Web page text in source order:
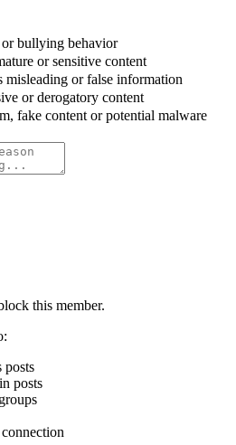
or bullying behavior
or sensitive content
misleading or false information
or derogatory content
fake content or potential malware
this member.
posts
posts